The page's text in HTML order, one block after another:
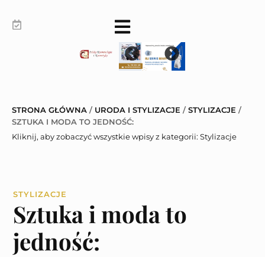
STRONA GŁÓWNA / URODA I STYLIZACJE /STYLIZACJE /
SZTUKA I MODA TO JEDNOŚĆ:
Kliknij, aby zobaczyć wszystkie wpisy z kategorii: Stylizacje
STYLIZACJE
Sztuka i moda to
jedność: